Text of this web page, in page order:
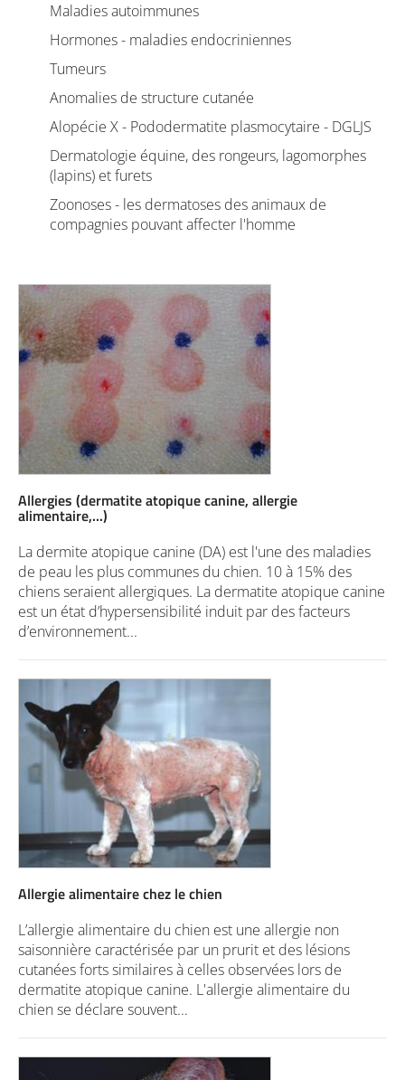
Maladies autoimmunes
Hormones - maladies endocriniennes
Tumeurs
Anomalies de structure cutanée
Alopécie X - Pododermatite plasmocytaire - DGLJS
Dermatologie équine, des rongeurs, lagomorphes
(lapins) et furets
Zoonoses - les dermatoses des animaux de
compagnies pouvant affecter l'homme
Allergies (dermatite atopique canine, allergie
alimentaire,...)
La dermite atopique canine (DA) est l'une des maladies
de peau les plus communes du chien. 10 à 15% des
chiens seraient allergiques. La dermatite atopique canine
est un état d’hypersensibilité induit par des facteurs
d’environnement...
Allergie alimentaire chez le chien
L’allergie alimentaire du chien est une allergie non
saisonnière caractérisée par un prurit et des lésions
cutanées forts similaires à celles observées lors de
dermatite atopique canine. L'allergie alimentaire du
chien se déclare souvent...